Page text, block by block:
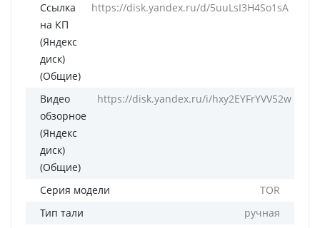
Ссылка
на КП
(Яндекс
диск)
(Общие)
https://disk.yandex.ru/d/5uuLsI3H4So1sA
Видео
обзорное
(Яндекс
диск)
(Общие)
https://disk.yandex.ru/i/hxy2EYFrYVV52w
Серия модели
TOR
Тип тали
ручная